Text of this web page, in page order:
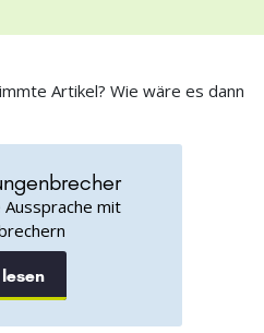
Artikel? Wie wäre es dann
mit